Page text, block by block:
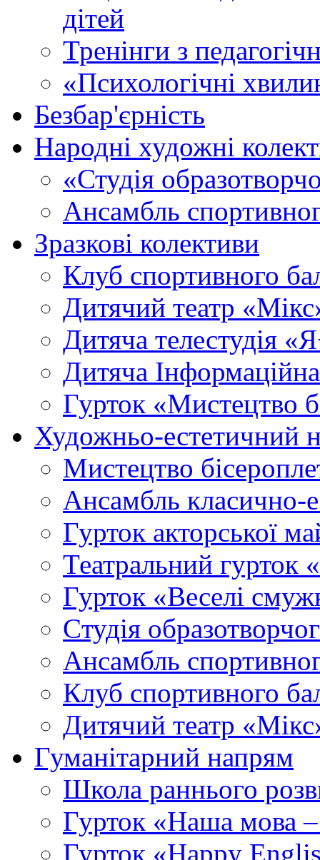
дітей
Тренінги з
«Психологічні
Безбар'єрність
Народні художні
«Студія
Ансамбль
Зразкові колективи
Клуб спортивного
Дитячий театр
Дитяча телестудія
Дитяча
Гурток «Мистецтво
Художньо-естетичний
Мистецтво
Ансамбль класично-
Гурток акторської
Театральний гурток
Гурток «Веселі
Cтудія
Ансамбль
Клуб спортивного
Дитячий театр
Гуманітарний напрям
Школа раннього
Гурток «Наша мова
Гурток «Happy